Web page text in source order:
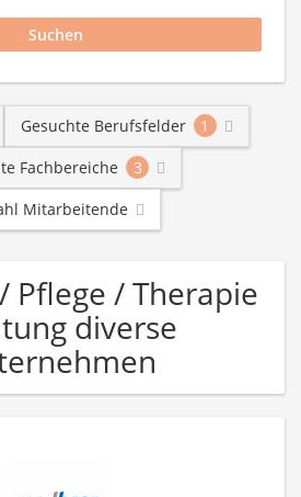
Gesuchte Berufsfelder
1
Fachbereiche
3
Mitarbeitende
Pflege / Therapie
diverse